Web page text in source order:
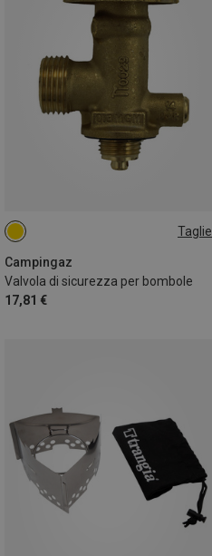
Taglie
Campingaz
Valvola di sicurezza per bombole
17,81 €
ONE SIZE